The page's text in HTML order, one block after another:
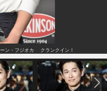
ーン・フジオカ クランクイン！